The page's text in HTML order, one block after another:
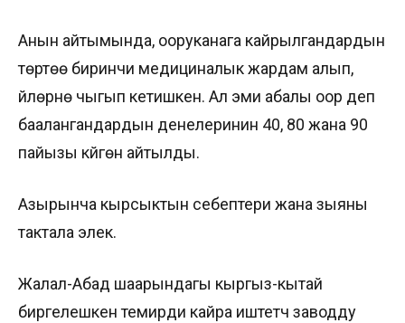
Анын айтымында, ооруканага кайрылгандардын
төртөө биринчи медициналык жардам алып,
үйлөрүнө чыгып кетишкен. Ал эми абалы оор деп
баалангандардын денелеринин 40, 80 жана 90
пайызы күйгөнү айтылды.
Азырынча кырсыктын себептери жана зыяны
тактала элек.
Жалал-Абад шаарындагы кыргыз-кытай
биргелешкен темирди кайра иштетүүчү заводду